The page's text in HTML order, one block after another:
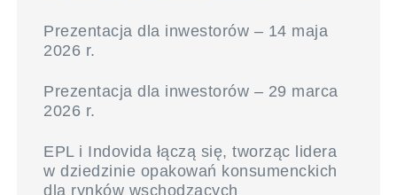
Prezentacja dla inwestorów – 14 maja
2026 r.
Prezentacja dla inwestorów – 29 marca
2026 r.
EPL i Indovida łączą się, tworząc lidera
w dziedzinie opakowań konsumenckich
dla rynków wschodzących